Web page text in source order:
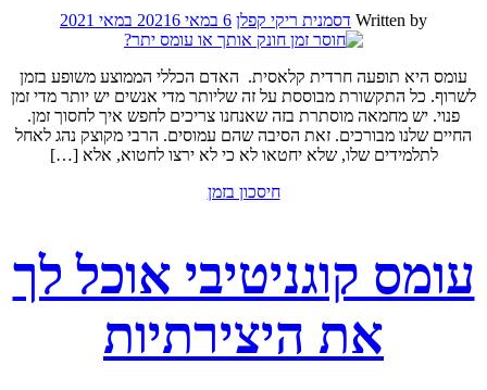
Written by דסמנית ריקי קפלן 6 במאי 2021 6 במאי 2021
עומס היא תופעה חרדית קלאסית. האדם הכללי הממוצע משופע בזמן
לשרוף. כל התקשורת מבוססת על זה שליותר מדי אנשים יש יותר מדי זמן
פנוי. יש מחמאה מוסתרת בזה שאנחנו צריכים לחפש איך לחסוך זמן.
החיים שלנו מבורכים. זאת הסיבה שהם עמוסים. הרבי מקוצק נהג לאחל
לתלמידים שלו, שלא יחטאו לא כי לא ירצו לחטוא, אלא […]
חיסכון בזמן
עומס קוגניטיבי אוכל לך
את היצירתיות